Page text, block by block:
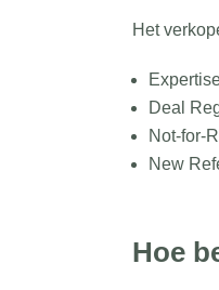
Het
Deal
Not-for-
New
Hoe